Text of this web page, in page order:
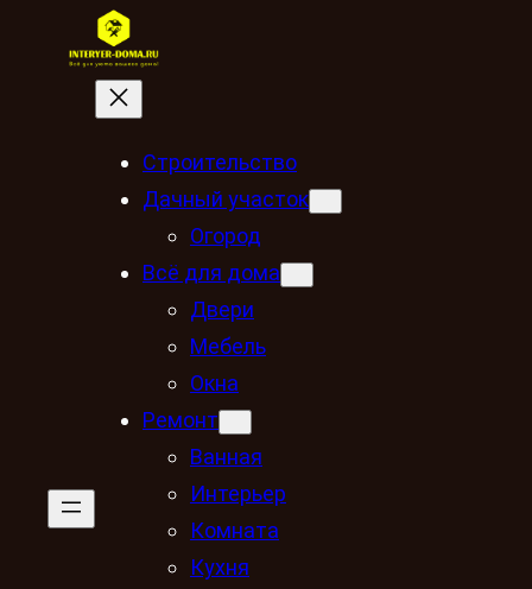
Строительство
Дачный участок
Огород
Всё для дома
Двери
Мебель
Окна
Ремонт
Ванная
Интерьер
Комната
Кухня